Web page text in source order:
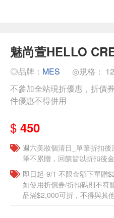
魅尚萱HELLO
◎品牌： MES
◎規格：
不參加全站現折優惠，折價
件優惠不得併用
$ 450
週六美妝個清日_單筆折扣
筆不累贈，回饋皆以折扣後
即日起-9/1 不限金額下單贈
如使用折價券/折扣碼則不符
品滿$2,000可折，不得與其